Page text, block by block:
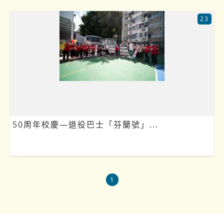
50周年校慶—退役巴士「芬蘭號」...
23
1